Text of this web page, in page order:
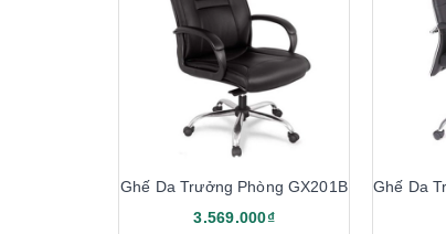
Ghế Da Trưởng Phòng GX201B
3.569.000₫